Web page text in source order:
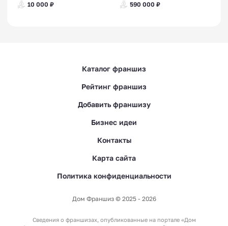
10 000 ₽
590 000 ₽
Каталог франшиз
Рейтинг франшиз
Добавить франшизу
Бизнес идеи
Контакты
Карта сайта
Политика конфиденциальности
Дом Франшиз © 2025 - 2026